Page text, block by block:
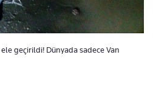
geçirildi! Dünyada sadece Van